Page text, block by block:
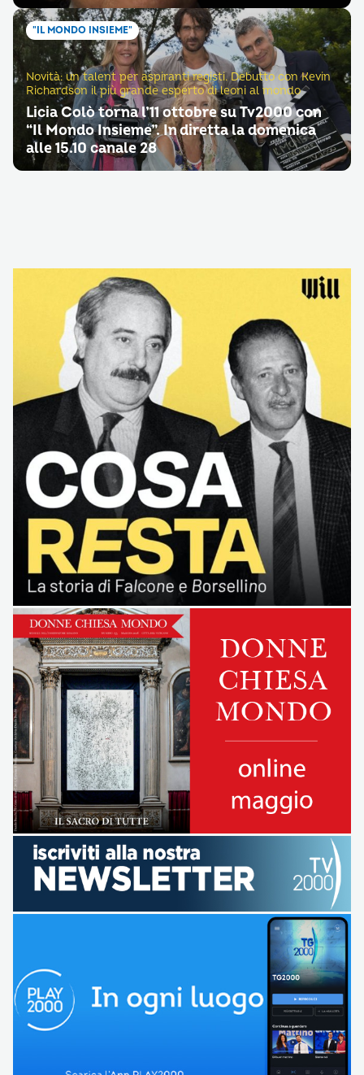
"IL MONDO INSIEME"
Novità: un talent per aspiranti registi. Debutto con Kevin
Richardson il più grande esperto di leoni al mondo
Licia Colò torna l’11 ottobre su Tv2000 con
“Il Mondo Insieme”. In diretta la domenica
alle 15.10 canale 28